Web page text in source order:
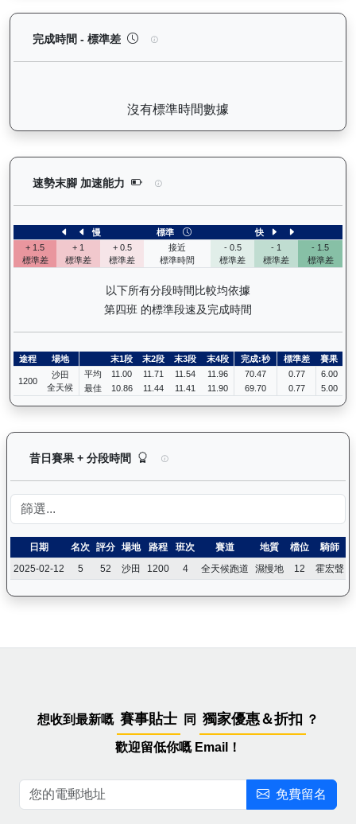
完成時間 - 標準差 譽友駿駒（K022）— 完成時間標準差
沒有標準時間數據
速勢末腳 加速能力 譽友駿駒（K022）— 速勢末腳加速能
慢 標準
快
+ 1.5
標準差
+ 1
標準差
+ 0.5
標準差
接近
標準時間
- 0.5
標準差
- 1
標準差
- 1.5
標準差
以下所有分段時間比較均依據
第四班 的標準段速及完成時間
途程 場地 末1段 末2段 末3段 末4段 完成:秒 標準差 賽果
1200
沙田
全天候
平均 11.00 11.71 11.54 11.96 70.47 0.77
6.00
最佳
10.86 11.44 11.41 11.90 69.70 0.77 5.00
昔日賽果 + 分段時間 譽友駿駒（K022）— 昔日賽果及分
日期 名次 評分 場地 路程 班次 賽道 地質 檔位 騎師
2025-02-12
5 52 沙田 1200 4 全天候跑道 濕慢地 12 霍宏聲
想收到最新嘅 賽事貼士 同 獨家優惠＆折扣 ？
歡迎留低你嘅 Email！
免費留名